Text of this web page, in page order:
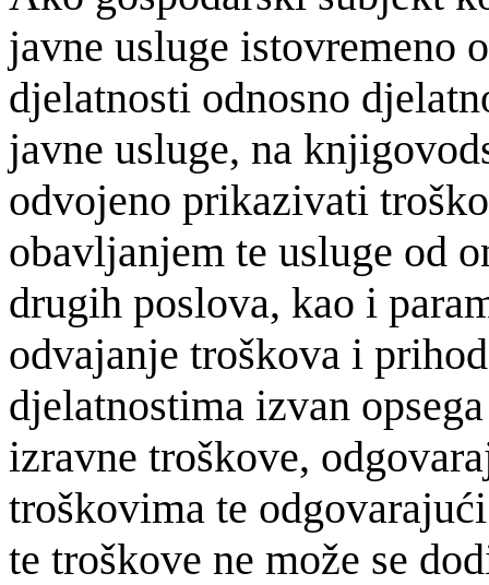
javne usluge istovremeno
djelatnosti odnosno
javne usluge, na
odvojeno prikazivati
obavljanjem te usluge od
drugih poslova, kao i
odvajanje troškova i
djelatnostima izvan
izravne troškove,
troškovima te
te troškove ne može se